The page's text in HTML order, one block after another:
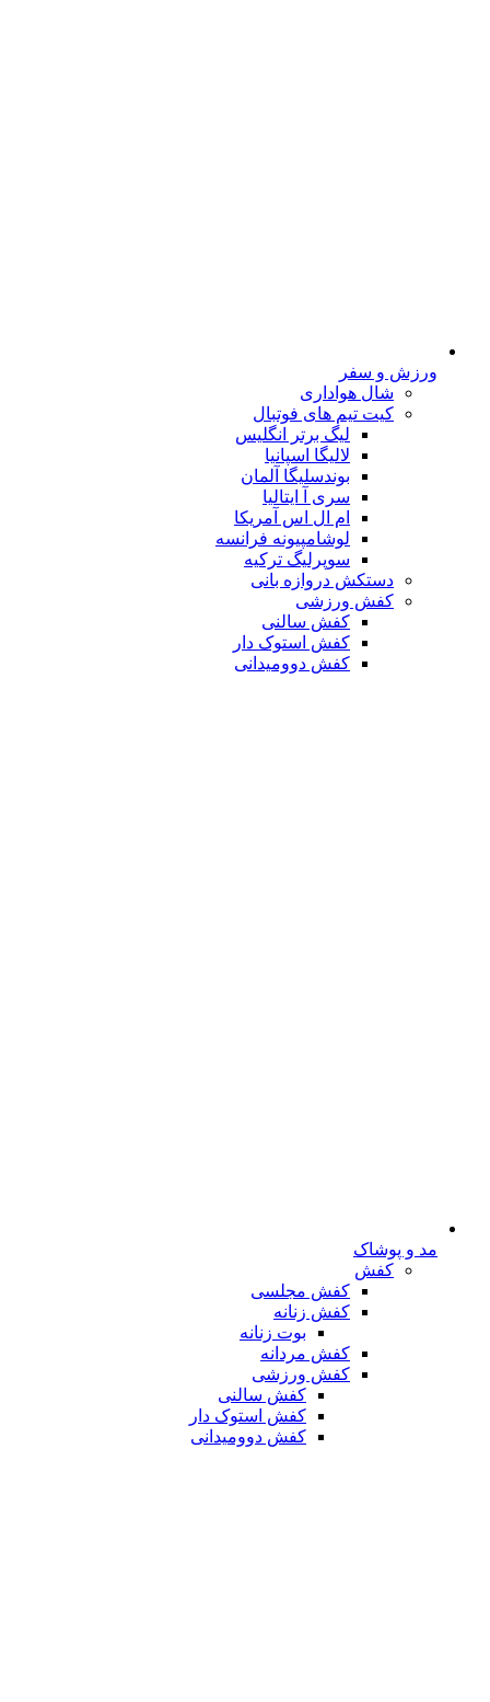
ورزش و سفر
شال هواداری
کیت تیم های فوتبال
لیگ برتر انگلیس
لالیگا اسپانیا
بوندسلیگا آلمان
سری آ ایتالیا
ام ال اس آمریکا
لوشامپیونه فرانسه
سوپرلیگ ترکیه
دستکش دروازه بانی
کفش ورزشی
کفش سالنی
کفش استوک دار
کفش دوومیدانی
مد و پوشاک
کفش
کفش مجلسی
کفش زنانه
بوت زنانه
کفش مردانه
کفش ورزشی
کفش سالنی
کفش استوک دار
کفش دوومیدانی